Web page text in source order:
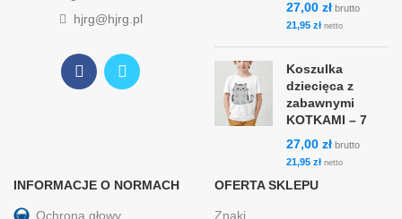
hjrg@hjrg.pl
27,00 zł brutto
21,95 zł netto
Koszulka
dziecięca z
zabawnymi
KOTKAMI – 7
27,00 zł brutto
21,95 zł netto
INFORMACJE O NORMACH
Ochrona głowy
OFERTA SKLEPU
Znaki